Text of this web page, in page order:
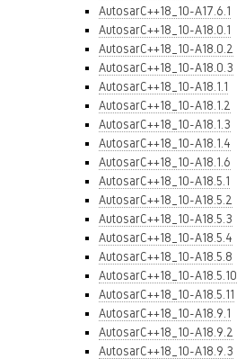
AutosarC++18_10-A17.6.1
AutosarC++18_10-A18.0.1
AutosarC++18_10-A18.0.2
AutosarC++18_10-A18.0.3
AutosarC++18_10-A18.1.1
AutosarC++18_10-A18.1.2
AutosarC++18_10-A18.1.3
AutosarC++18_10-A18.1.4
AutosarC++18_10-A18.1.6
AutosarC++18_10-A18.5.1
AutosarC++18_10-A18.5.2
AutosarC++18_10-A18.5.3
AutosarC++18_10-A18.5.4
AutosarC++18_10-A18.5.8
AutosarC++18_10-A18.5.10
AutosarC++18_10-A18.5.11
AutosarC++18_10-A18.9.1
AutosarC++18_10-A18.9.2
AutosarC++18_10-A18.9.3